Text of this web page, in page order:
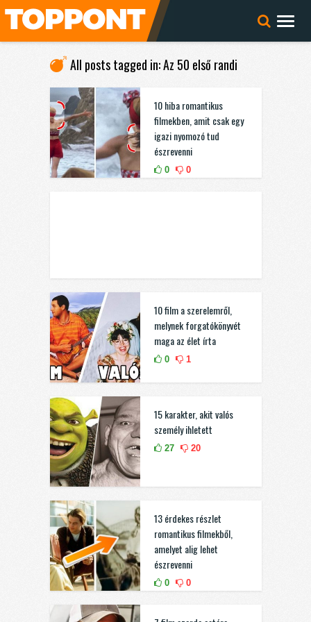
All posts tagged in: Az 50 első randi
10 hiba romantikus
filmekben, amit csak egy
igazi nyomozó tud
észrevenni
0 0
10 film a szerelemről,
melynek forgatókönyvét
maga az élet írta
0 1
15 karakter, akit valós
személy ihletett
27 20
13 érdekes részlet
romantikus filmekből,
amelyet alig lehet
észrevenni
0 0